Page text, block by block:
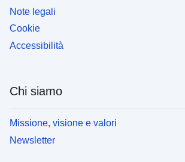
Note legali
Cookie
Accessibilità
Chi siamo
Missione, visione e valori
Newsletter